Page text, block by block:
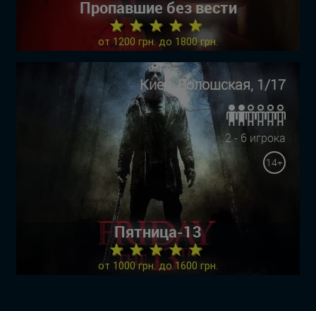
Пропавшие без вести
★ ★ ★ ★ ★
от 1200 грн. до 1800 грн.
Киев, Волошская, 1/17
2 - 6 игрока
14+
Пятница-13
★ ★ ★ ★ ★
от 1000 грн. до 1600 грн.